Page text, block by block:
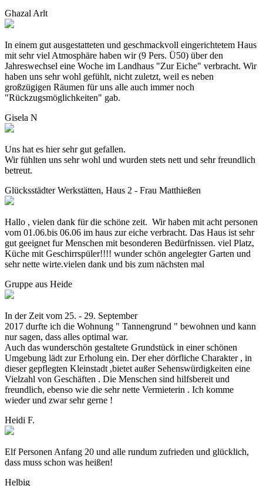
Ghazal Arlt
In einem gut ausgestatteten und geschmackvoll eingerichtetem Haus
mit sehr viel Atmosphäre haben wir (9 Pers. Ü50) über den
Jahreswechsel eine Woche im Landhaus "Zur Eiche" verbracht. Wir
haben uns sehr wohl gefühlt, nicht zuletzt, weil es neben
großzügigen Räumen für uns alle auch immer noch
"Rückzugsmöglichkeiten" gab.
Gisela N
Uns hat es hier sehr gut gefallen.
Wir fühlten uns sehr wohl und wurden stets nett und sehr freundlich
betreut.
Glücksstädter Werkstätten, Haus 2 - Frau Matthießen
Hallo , vielen dank für die schöne zeit. Wir haben mit acht personen
vom 01.06.bis 06.06 im haus zur eiche verbracht. Das Haus ist sehr
gut geeignet fur Menschen mit besonderen Bedürfnissen. viel Platz,
Küche mit Geschirrspüler!!!! wunder schön angelegter Garten und
sehr nette wirte.vielen dank und bis zum nächsten mal
Gruppe aus Heide
In der Zeit vom 25. - 29. September
2017 durfte ich die Wohnung " Tannengrund " bewohnen und kann
nur sagen, dass alles optimal war.
Auch das wunderschön gestaltete Grundstück in einer schönen
Umgebung lädt zur Erholung ein. Der eher dörfliche Charakter , in
dieser gepflegten Kleinstadt ,bietet außer Sehenswürdigkeiten eine
Vielzahl von Geschäften . Die Menschen sind hilfsbereit und
freundlich, ebenso wie die sehr nette Vermieterin . Ich komme
wieder und zwar sehr gerne !
Heidi F.
Elf Personen Anfang 20 und alle rundum zufrieden und glücklich,
dass muss schon was heißen!
Helbig